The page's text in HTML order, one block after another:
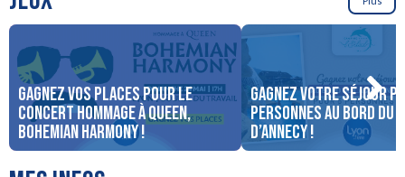
Gagnez vos places pour le
concert Hommage à Queen,
Bohemian Harmony !
Gagnez votre séjour
personnes au bord du
d’Annecy !